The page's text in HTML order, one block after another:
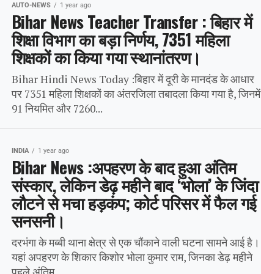
AUTO-NEWS 1 year ago
Bihar News Teacher Transfer : बिहार में
शिक्षा विभाग का बड़ा निर्णय, 7351 महिला
शिक्षकों का किया गया स्थानांतरण।
Bihar Hindi News Today :बिहार में दूरी के मानदंड के आधार
पर 7351 महिला शिक्षकों का अंतरजिला तबादला किया गया है, जिनमें
91 नियमित और 7260...
INDIA 1 year ago
Bihar News :अपहरण के बाद हुआ अंतिम
संस्कार, लेकिन डेढ़ महीने बाद ‘भोला’ के जिंदा
लौटने से मचा हड़कंप; कोर्ट परिसर में फैल गई
सनसनी।
दरभंगा के मब्बी थाना क्षेत्र से एक चौंकाने वाली घटना सामने आई है।
यहां अपहरण के शिकार किशोर भोला कुमार राम, जिनका डेढ़ महीने